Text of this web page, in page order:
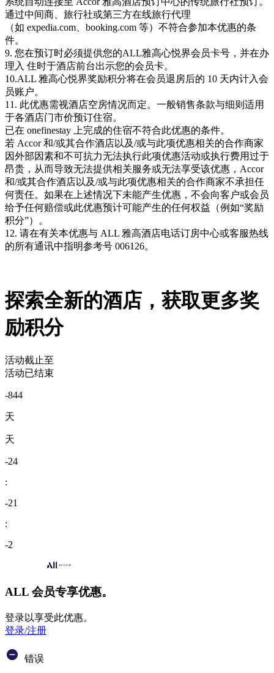
通过中间商、旅行社或第三方在线旅行代理
（如 expedia.com、booking.com 等）不符合参加本优惠的条
件。
9. 您在预订时必须提供您的ALL雅高心悦界会员卡号，并在办
理入 住时于酒店前台出示您的会员卡。
10.ALL 雅高心悦界奖励积分将在会员退房后的 10 天内计入会
员账户。
11. 此优惠需视酒店空房情况而定。一般销售条款与细则适用
于各酒店门市价预订住宿。
已在 onefinestay 上完成的住宿不符合此优惠的条件。
若 Accor 和/或其合作酒店以及/或与此项优惠相关的合作商家
因外部因素和不可抗力无法执行此项优惠活动或执行费用过于
昂贵，从而导致无法提供相关服务或无法享受该优惠，Accor
和/或其合作酒店以及/或与此项优惠相关的合作商家不承担任
何责任。如果在上述情况下未能产生优惠，不会向客户或会员
给予任何赔偿或此优惠预计可能产生的任何权益（例如“奖励
积分”）。
12. 请在有关本优惠与 ALL 雅高酒店电话订房中心或客服热线
的所有通讯中指明参考号 006126。
探索全新的酒店，获取更多奖
励积分
活动截止至
活动已结束
-844
天
天
-24
:
-21
:
-2
ALL 会员专享优惠。
登录以享受此优惠。
登录/注册
错误